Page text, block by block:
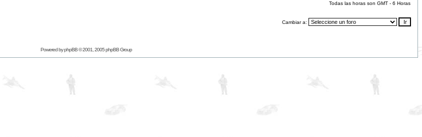
Todas las horas son GMT - 6 Horas
Cambiar a:
Powered byphpBB© 2001, 2005 phpBB Group